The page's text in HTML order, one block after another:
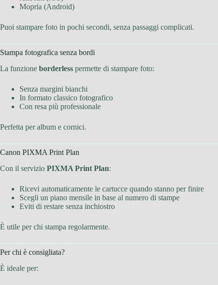
Mopria (Android)
Puoi stampare foto in pochi secondi, senza passaggi complicati.
Stampa fotografica senza bordi
La funzione borderless permette di stampare foto:
Senza margini bianchi
In formato classico fotografico
Con resa più professionale
Perfetta per album e cornici.
Canon PIXMA Print Plan
Con il servizio PIXMA Print Plan:
Ricevi automaticamente le cartucce quando stanno per finire
Scegli un piano mensile in base al numero di stampe
Eviti di restare senza inchiostro
È utile per chi stampa regolarmente.
Per chi è consigliata?
È ideale per: